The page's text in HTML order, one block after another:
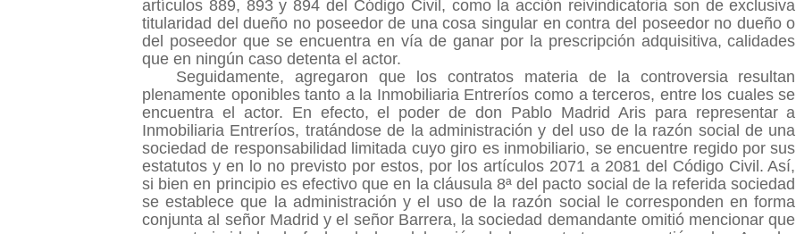
artículos 889, 893 y 894 del Código Civil, como la acción reivindicatoria son de exclusiva
titularidad del dueño no poseedor de una cosa singular en contra del poseedor no dueño o
del poseedor que se encuentra en vía de ganar por la prescripción adquisitiva, calidades
que en ningún caso detenta el actor.
Seguidamente, agregaron que los contratos materia de la controversia resultan
plenamente oponibles tanto a la Inmobiliaria Entreríos como a terceros, entre los cuales se
encuentra el actor. En efecto, el poder de don Pablo Madrid Aris para representar a
Inmobiliaria Entreríos, tratándose de la administración y del uso de la razón social de una
sociedad de responsabilidad limitada cuyo giro es inmobiliario, se encuentre regido por sus
estatutos y en lo no previsto por estos, por los artículos 2071 a 2081 del Código Civil. Así,
si bien en principio es efectivo que en la cláusula 8ª del pacto social de la referida sociedad
se establece que la administración y el uso de la razón social le corresponden en forma
conjunta al señor Madrid y el señor Barrera, la sociedad demandante omitió mencionar que